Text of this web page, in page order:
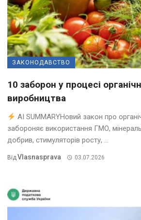
ЗАКОНОДАВСТВО
10 заборон у процесі
виробництва
AI SUMMARYНовий закон про
забороняє використання ГМО,
добрив, стимуляторів росту, ...
ВідVlasnasprava 03.07.2026